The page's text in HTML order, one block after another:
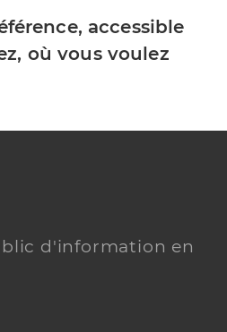
accessible
où vous voulez
d'information en